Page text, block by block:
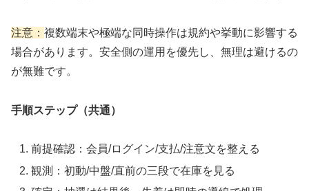
注意： 複数端末や極端な同時操作は規約や挙動に影響する
場合があります。安全側の運用を優先し、無理は避けるの
が無難です。
手順ステップ（共通）
前提確認：会員/ログイン/支払/注意文を整える
観測：初動/中盤/直前の三段で在庫を見る